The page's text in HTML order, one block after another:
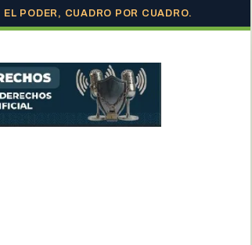
EL PODER, CUADRO POR CUADRO.